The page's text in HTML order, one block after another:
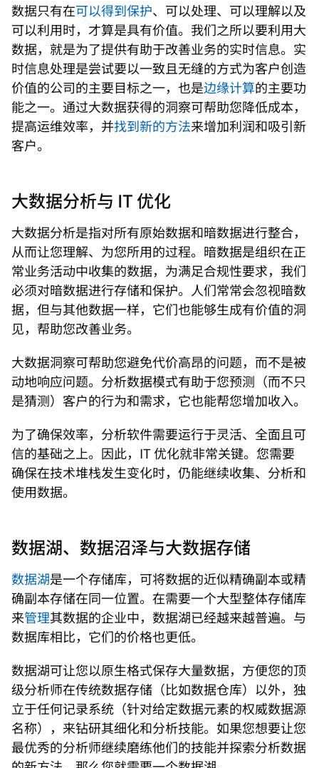
数据只有在可以得到保护、可以处理、可以理解以及
可以利用时，才算是具有价值。我们之所以要利用大
数据，就是为了提供有助于改善业务的实时信息。实
时信息处理是尝试要以一致且无缝的方式为客户创造
价值的公司的主要目标之一，也是边缘计算的主要功
能之一。通过大数据获得的洞察可帮助您降低成本，
提高运维效率，并找到新的方法来增加利润和吸引新
客户。
大数据分析与 IT 优化
大数据分析是指对所有原始数据和暗数据进行整合，
从而让您理解、为您所用的过程。暗数据是组织在正
常业务活动中收集的数据，为满足合规性要求，我们
必须对暗数据进行存储和保护。人们常常会忽视暗数
据，但与其他数据一样，它们也能够生成有价值的洞
见，帮助您改善业务。
大数据洞察可帮助您避免代价高昂的问题，而不是被
动地响应问题。分析数据模式有助于您预测（而不只
是猜测）客户的行为和需求，它也能帮您增加收入。
为了确保效率，分析软件需要运行于灵活、全面且可
信的基础之上。因此，IT 优化就非常关键。您需要
确保在技术堆栈发生变化时，仍能继续收集、分析和
使用数据。
数据湖、数据沼泽与大数据存储
数据湖是一个存储库，可将数据的近似精确副本或精
确副本存储在同一位置。在需要一个大型整体存储库
来管理其数据的企业中，数据湖已经越来越普遍。与
数据库相比，它们的价格也更低。
数据湖可让您以原生格式保存大量数据，方便您的顶
级分析师在传统数据存储（比如数据仓库）以外，独
立于任何记录系统（针对给定数据元素的权威数据源
名称），来钻研其细化和分析技能。如果您想要让您
最优秀的分析师继续磨练他们的技能并探索分析数据